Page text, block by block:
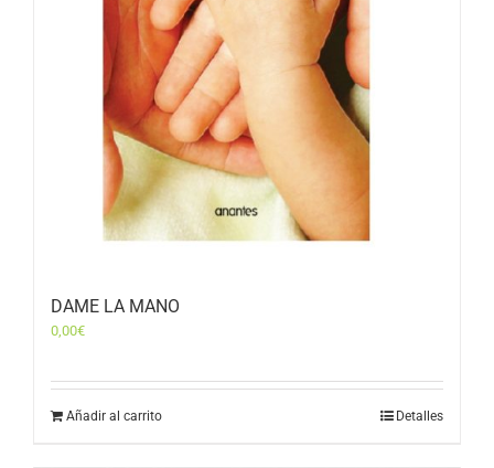
DAME LA MANO
0,00€
Añadir al carrito Detalles